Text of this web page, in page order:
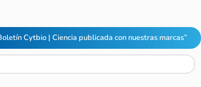
Cytbio | Ciencia publicada con nuestras marcas”